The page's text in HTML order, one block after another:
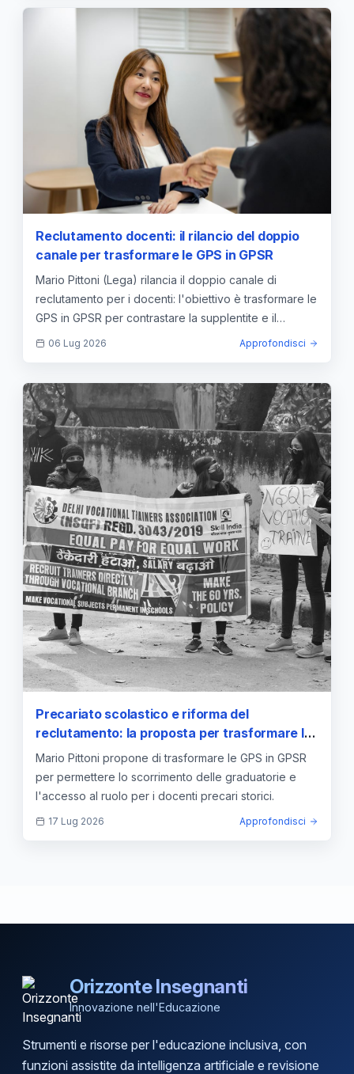
Reclutamento docenti: il rilancio del doppio
canale per trasformare le GPS in GPSR
Mario Pittoni (Lega) rilancia il doppio canale di
reclutamento per i docenti: l'obiettivo è trasformare le
GPS in GPSR per contrastare la supplentite e il
precariato.
06 Lug 2026 Approfondisci
Precariato scolastico e riforma del
reclutamento: la proposta per trasformare le
GPS in graduatorie per il ruolo
Mario Pittoni propone di trasformare le GPS in GPSR
per permettere lo scorrimento delle graduatorie e
l'accesso al ruolo per i docenti precari storici.
17 Lug 2026 Approfondisci
Orizzonte Insegnanti
Innovazione nell'Educazione
Strumenti e risorse per l'educazione inclusiva, con
funzioni assistite da intelligenza artificiale e revisione